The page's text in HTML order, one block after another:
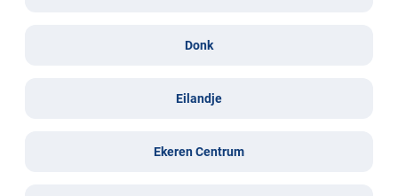
Donk
Eilandje
Ekeren Centrum